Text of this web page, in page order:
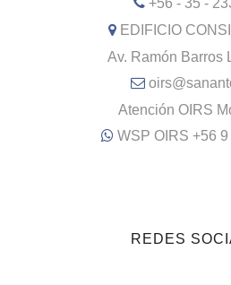
+56 - 35 -
EDIFICIO
Av. Ramón Barros
Atención OIRS
WSP OIRS +56
REDES